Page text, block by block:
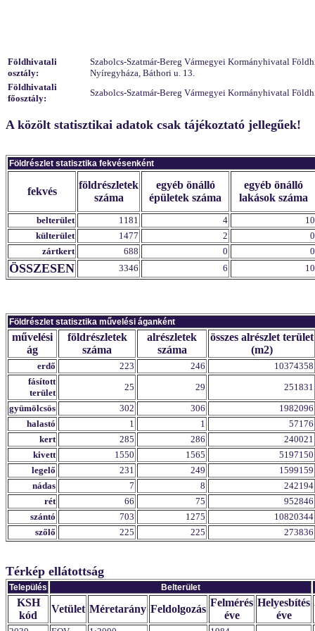
Földhivatali
osztály:
Szabolcs-Szatmár-Bereg Vármegyei Kormányhivatal
Nyíregyháza, Báthori u. 13.
Földhivatali
főosztály:
Szabolcs-Szatmár-Bereg Vármegyei Kormányhivatal
A közölt statisztikai adatok csak tájékoztató jellegűek!
Földrészlet statisztika fekvésenként
fekvés
földrészletek
száma
egyéb önálló
épületek száma
egyéb önálló
lakások száma
belterület 1181 4
10
külterület
1477 2
0
zártkert
688 0 0
ÖSSZESEN 3346 6 10
Földrészlet statisztika művelési áganként
művelési
ág
földrészletek
száma
alrészletek
száma
összes alrészlet terület
(m2)
erdő 223 246
10374358
fásított
terület
25 29
251831
gyümölcsös
302 306
1982096
halastó
1 1
57176
kert
285 286
240021
kivett
1550 1565
5197150
legelő
231 249
1599159
nádas
7 8
242194
rét
66 75
952846
szántó
703 1275
10820344
szőlő
225 225 273836
Térkép ellátottság
Település Belterület
KSH
kód
Vetület Méretarány Feldolgozás
Felmérés
éve
Helyesbítés
éve